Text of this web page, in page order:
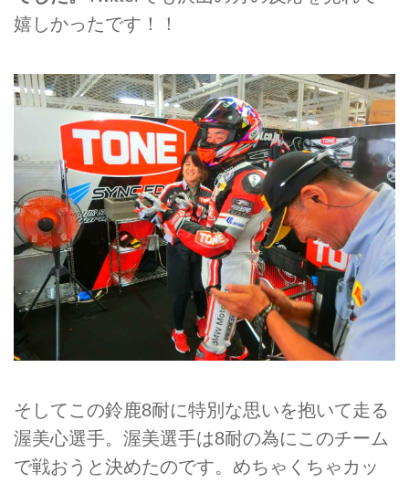
嬉しかったです！！
そしてこの鈴鹿8耐に特別な思いを抱いて走る
渥美心選手。渥美選手は8耐の為にこのチーム
で戦おうと決めたのです。めちゃくちゃカッ